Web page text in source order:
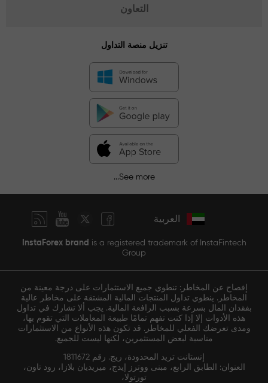
التعاون
تنزيل منصة التداول
See more...
العربية
InstaForex brand is a registered trademark of InstaFintech
Group
إفصاح عن المخاطر: تنطوي جميع الاستثمارات على درجة معينة من
المخاطر. ينطوي تداول المنتجات المالية المشتقة على مخاطر عالية
بفقدان المال بسرعة بسبب الرافعة المالية. يجب ألا تشارك في تداول
هذه الأدوات إلا إذا كنت تفهم تمامًا طبيعة المعاملات التي تقوم بها،
ومدى تعرضك الفعلي للمخاطر. قد تكون هذه الأنواع من الاستثمارات
مناسبة لبعض المستثمرين، لكنها ليست للجميع.
إنستانت تريد المحدودة، ريج. رقم 1811672
العنوان: الطابق الرابع، مبنى ووترز إيدج، ميريديان بلازا، رود تاون،
تورتولا،